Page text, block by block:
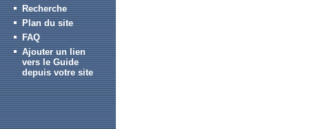
Recherche
Plan du site
FAQ
Ajouter un lien
vers le Guide
depuis votre site